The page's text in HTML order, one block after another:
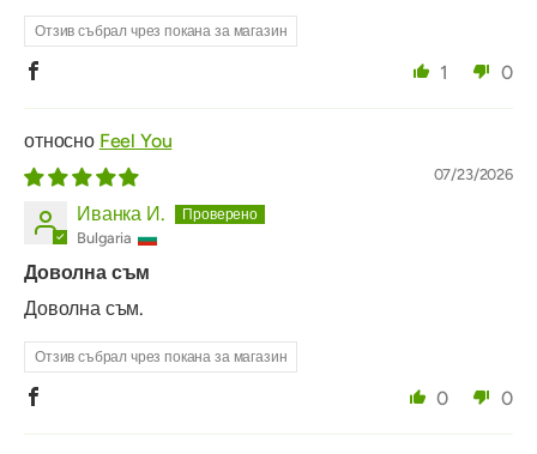
Отзив събрал чрез покана за магазин
1 0
Feel You
07/23/2026
Иванка И.
Bulgaria
Доволна съм
Доволна съм.
Отзив събрал чрез покана за магазин
0 0